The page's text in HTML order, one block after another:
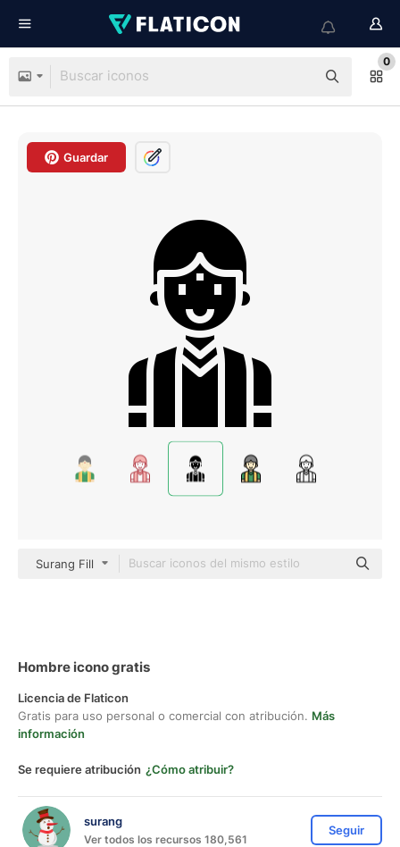
0
Guardar
Surang Fill
Hombre icono gratis
Licencia de Flaticon
Gratis para uso personal o comercial con atribución. Más
información
Se requiere atribución ¿Cómo atribuir?
surang
Ver todos los recursos 180,561
Seguir